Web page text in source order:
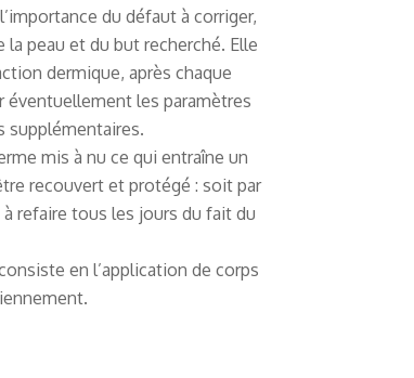
du défaut à corriger,
peau et du but recherché. Elle
dermique, après chaque
éventuellement les paramètres
supplémentaires.
mis à nu ce qui entraîne un
recouvert et protégé : soit par
refaire tous les jours du fait du
en l’application de corps